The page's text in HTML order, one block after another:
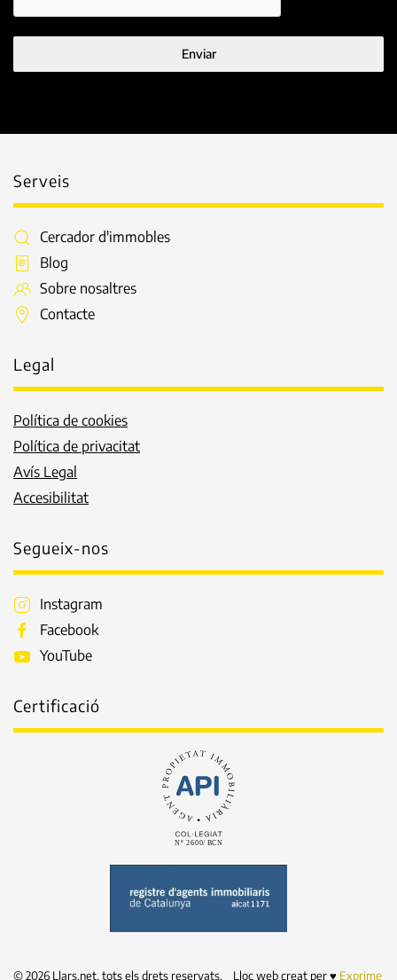
Enviar
Serveis
Cercador d'immobles
Blog
Sobre nosaltres
Contacte
Legal
Política de cookies
Política de privacitat
Avís Legal
Accesibilitat
Segueix-nos
Instagram
Facebook
YouTube
Certificació
©2026 Llars.net, tots els drets reservats. Lloc web creat per ♥ Exprime